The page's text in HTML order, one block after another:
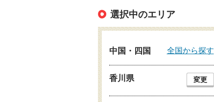
選択中のエリア
中国・四国 全国から探す
香川県 変更